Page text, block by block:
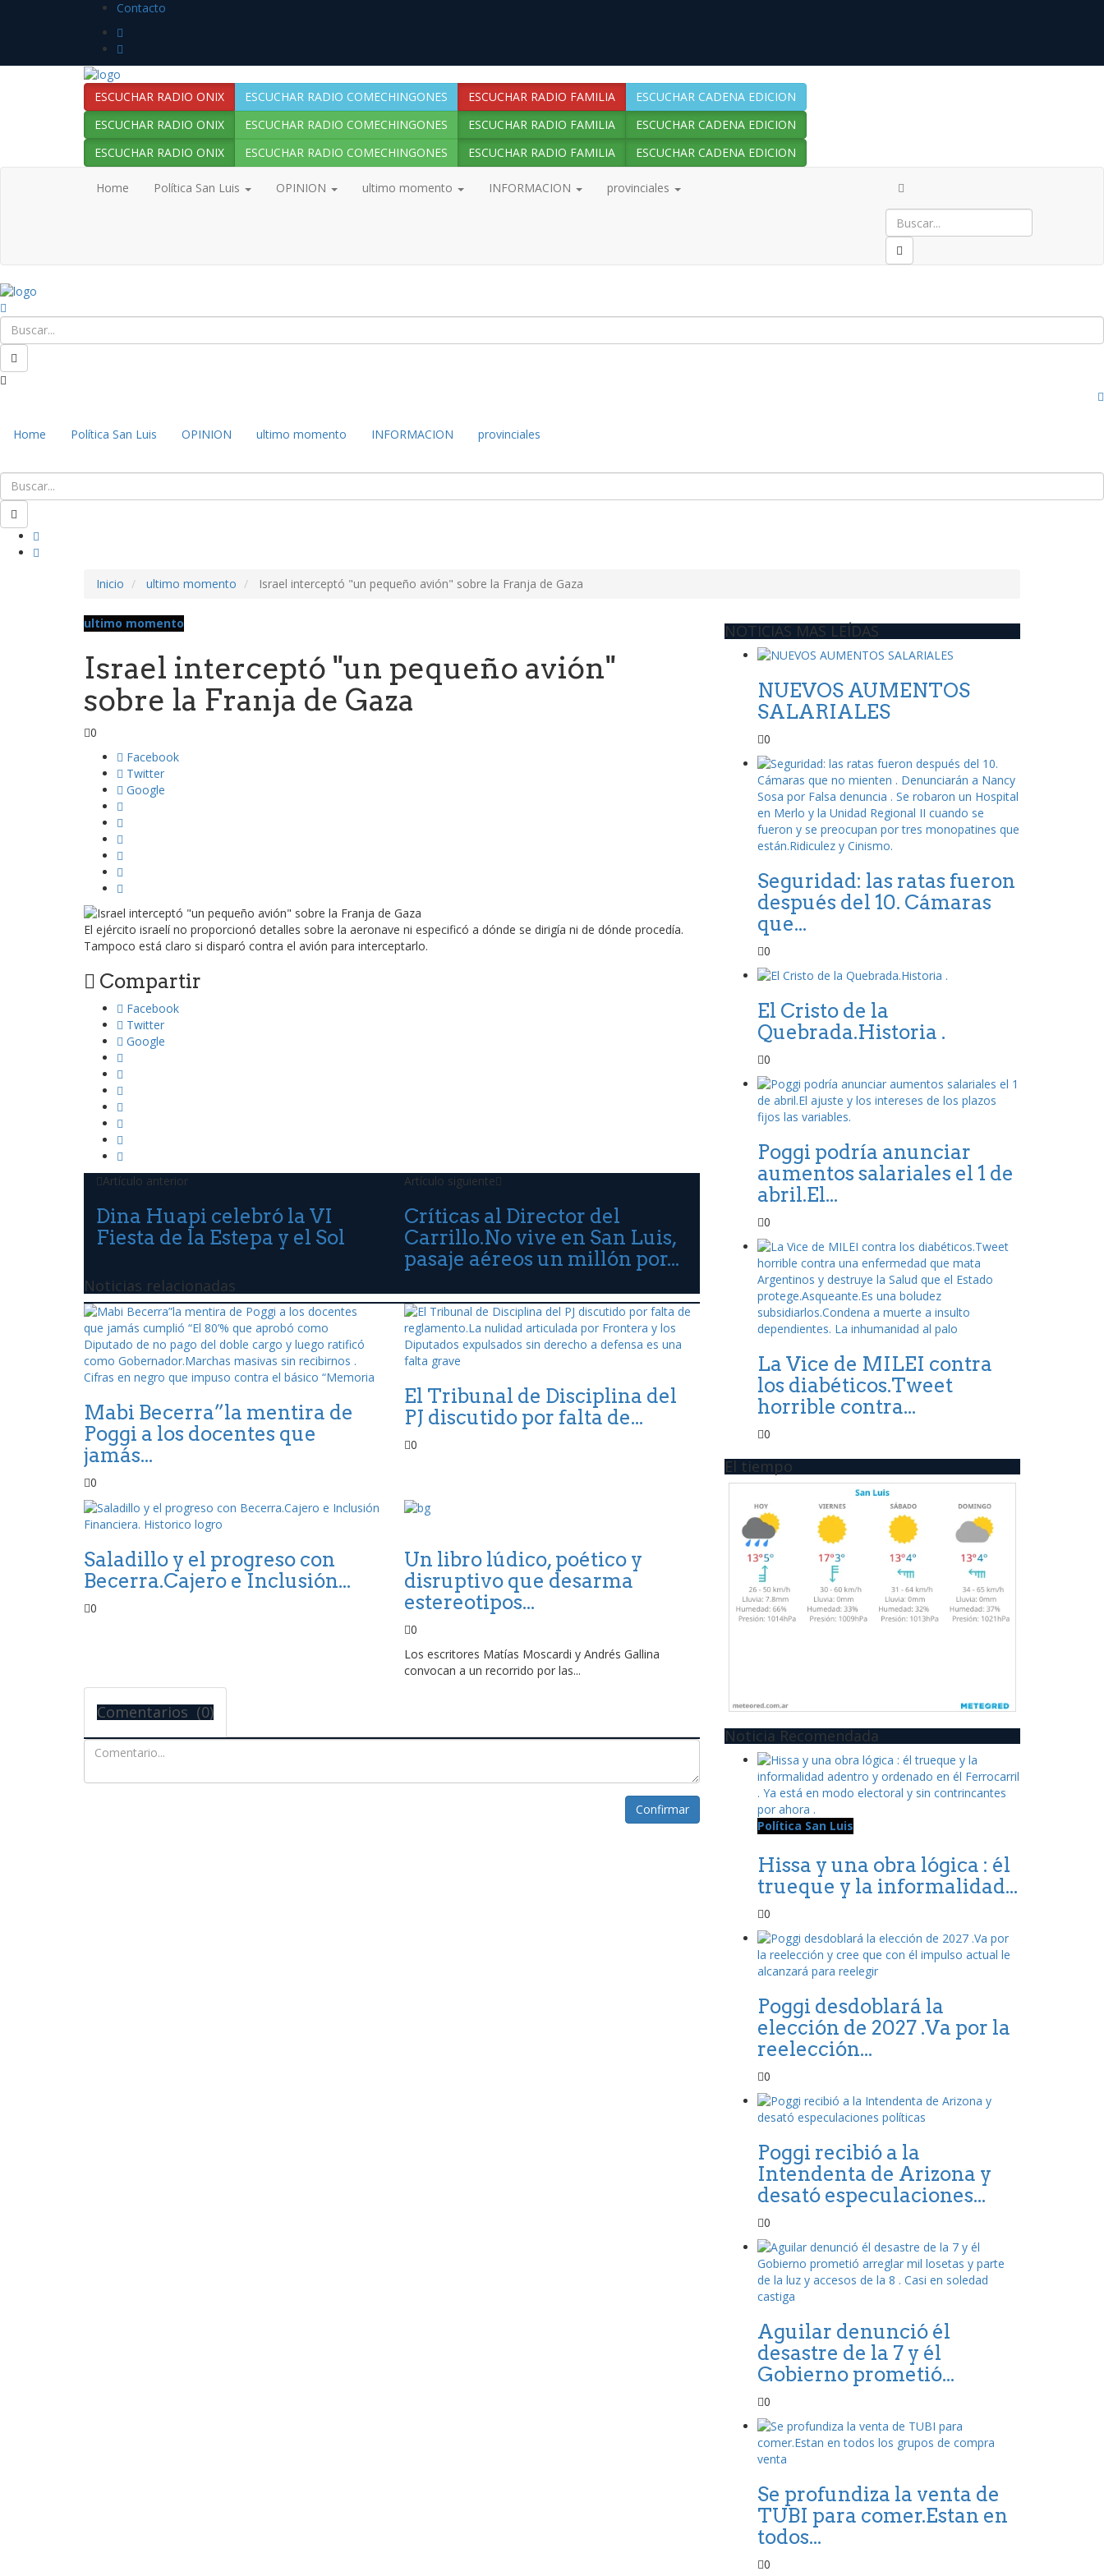
Contacto
ESCUCHAR RADIO ONIX ESCUCHAR RADIO COMECHINGONES ESCUCHAR RADIO FAMILIA
ESCUCHAR CADENA EDICION
ESCUCHAR RADIO ONIX
ESCUCHAR RADIO COMECHINGONES ESCUCHAR RADIO FAMILIA
ESCUCHAR CADENA EDICION
ESCUCHAR RADIO ONIX
ESCUCHAR RADIO COMECHINGONES ESCUCHAR RADIO FAMILIA ESCUCHAR CADENA EDICION
Home Política San Luis OPINION ultimo momento INFORMACION provinciales
Home Política San Luis OPINION ultimo momento INFORMACION provinciales
Inicio ultimo momento Israel interceptó "un pequeño avión" sobre la Franja de Gaza
ultimo momento
Israel interceptó "un pequeño avión"
sobre la Franja de Gaza
0
Facebook
Twitter
Google
El ejército israelí no proporcionó detalles sobre la aeronave ni especificó a dónde se dirigía ni de dónde procedía.
Tampoco está claro si disparó contra el avión para interceptarlo.
Compartir
Facebook
Twitter
Google
Artículo anterior
Dina Huapi celebró la VI
Fiesta de la Estepa y el Sol
Artículo siguiente
Críticas al Director del
Carrillo.No vive en San Luis,
pasaje aéreos un millón por...
Noticias relacionadas
Mabi Becerra”la mentira de
Poggi a los docentes que
jamás...
0
El Tribunal de Disciplina del
PJ discutido por falta de...
0
Saladillo y el progreso con
Becerra.Cajero e Inclusión...
0
Un libro lúdico, poético y
disruptivo que desarma
estereotipos...
0
Los escritores Matías Moscardi y Andrés Gallina
convocan a un recorrido por las...
Comentarios (0)
Confirmar
NOTICIAS MAS LEÍDAS
NUEVOS AUMENTOS
SALARIALES
0
Seguridad: las ratas fueron
después del 10. Cámaras
que...
0
El Cristo de la
Quebrada.Historia .
0
Poggi podría anunciar
aumentos salariales el 1 de
abril.El...
0
La Vice de MILEI contra
los diabéticos.Tweet
horrible contra...
0
El tiempo
Noticia Recomendada
Política San Luis
Hissa y una obra lógica : él
trueque y la informalidad...
0
Poggi desdoblará la
elección de 2027 .Va por la
reelección...
0
Poggi recibió a la
Intendenta de Arizona y
desató especulaciones...
0
Aguilar denunció él
desastre de la 7 y él
Gobierno prometió...
0
Se profundiza la venta de
TUBI para comer.Estan en
todos...
0